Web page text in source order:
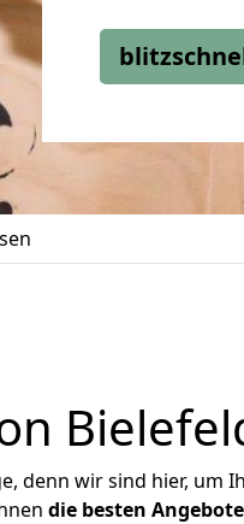
denn wir sind hier, um
die besten